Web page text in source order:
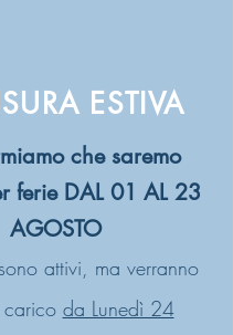
ESTIVA
che saremo
ferie DAL 01 AL 23
AGOSTO
attivi, ma verranno
carico da Lunedì 24